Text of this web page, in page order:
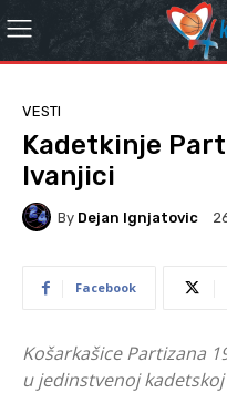
VESTI
Kadetkinje
Ivanjici
By Dejan Ignjatovic
Facebook
Košarkašice Partizana
u jedinstvenoj